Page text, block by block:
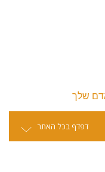
דפדף בכל האתר